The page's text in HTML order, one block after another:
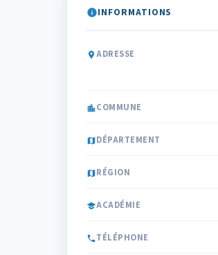
INFORMATIONS
ADRESSE
COMMUNE
DÉPARTEMENT
RÉGION
ACADÉMIE
TÉLÉPHONE